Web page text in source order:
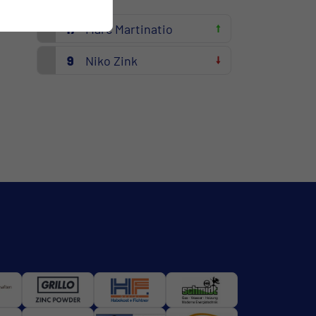
17 Marc Martinatio
9 Niko Zink